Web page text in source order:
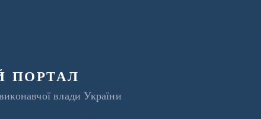
портал
влади України